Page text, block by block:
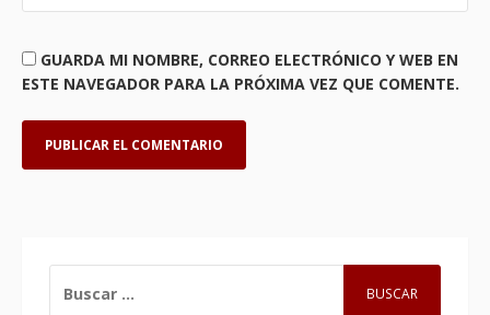
GUARDA MI NOMBRE, CORREO ELECTRÓNICO Y WEB EN
ESTE NAVEGADOR PARA LA PRÓXIMA VEZ QUE COMENTE.